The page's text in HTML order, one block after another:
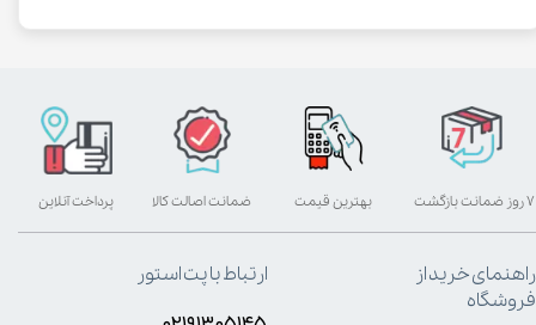
بهترین قیمت پرداخت آنلاین ۷ روز ضمانت بازگشت ضمانت اصالت کالا
راهنمای خرید از
فروشگاه
ارتباط با پت استور